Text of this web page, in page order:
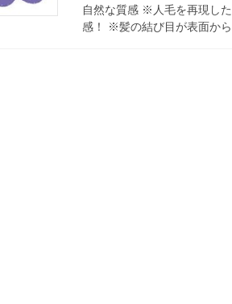
自然な質感 ※人毛を再現し
感！ ※髪の結び目が表面か